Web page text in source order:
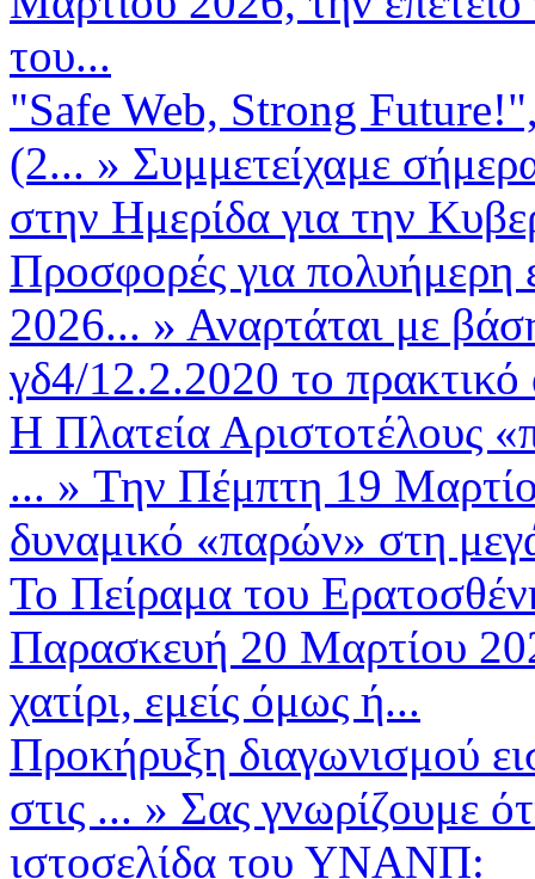
του...
"Safe Web, Strong
(2... » Συμμετείχαμε
στην Ημερίδα για την
Προσφορές για
2026... » Αναρτάται με
γδ4/12.2.2020 το πρακτικό
Η Πλατεία Αριστοτέλους
... » Την Πέμπτη 19
δυναμικό «παρών» στη
Το Πείραμα του
Παρασκευή 20 Μαρτίου
χατίρι, εμείς όμως ή...
Προκήρυξη διαγωνισμού
στις ... » Σας γνωρίζουμε
ιστοσελίδα του ΥΝΑΝΠ: